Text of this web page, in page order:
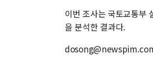
이번 조사는 국토교통부
을 분석한 결과다.